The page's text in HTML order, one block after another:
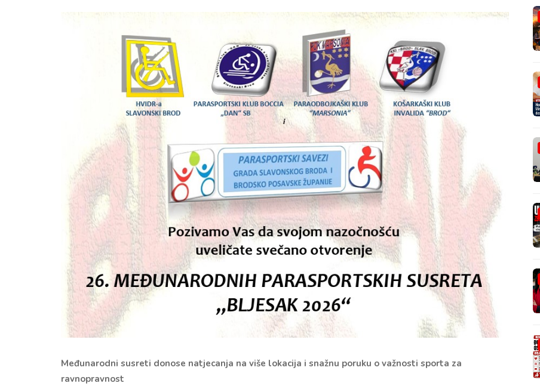
Međunarodni susreti donose natjecanja na više lokacija i snažnu poruku o važnosti sporta za
ravnopravnost